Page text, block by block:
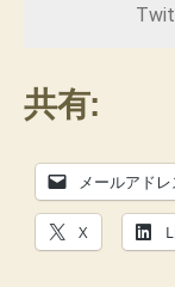
共有:
メールアドレ
X